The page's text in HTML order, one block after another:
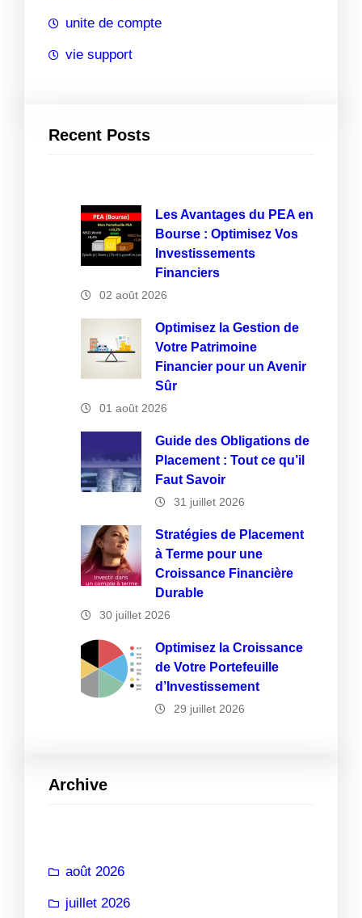
unite de compte
vie support
Recent Posts
Les Avantages du PEA en
Bourse : Optimisez Vos
Investissements
Financiers
02 août 2026
Optimisez la Gestion de
Votre Patrimoine
Financier pour un Avenir
Sûr
01 août 2026
Guide des Obligations de
Placement : Tout ce qu’il
Faut Savoir
31 juillet 2026
Stratégies de Placement
à Terme pour une
Croissance Financière
Durable
30 juillet 2026
Optimisez la Croissance
de Votre Portefeuille
d’Investissement
29 juillet 2026
Archive
août 2026
juillet 2026